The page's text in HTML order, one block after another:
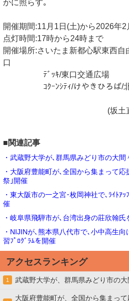
かに照らす｡
開催期間:11月1日(土)から2026年
点灯時間:17時から24時まで
開催場所:さいたま新都心駅東西
口
ﾃﾞｯｷ/東口交通広場
ｺｸｰﾝｼﾃｨ/けやきひろば/北
(坂土直
■関連記事
・武蔵野大学が､群馬県みどり市の大
・大阪府豊能町が､全国から集まって
祭｣開催
・東大阪市の一之宮･枚岡神社で､ﾗｲﾄｱ
催
・岐阜県飛騨市が､台湾出身の莊欣翰
・NIJINが､熊本県八代市で､小中高生
習ﾌﾟﾛｸﾞﾗﾑを開催
アクセスランキング
1 武蔵野大学が、群馬県みどり市の
大阪府豊能町が、全国から集まっ